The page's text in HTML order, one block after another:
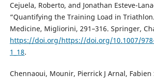
Cejuela, Roberto, and Jonathan Esteve-
“Quantifying the Training Load in
Medicine, Migliorini, 291–316. Springer,
https://doi.org/https://doi.org/10.1007/
1_18.
Chennaoui, Mounir, Pierrick J Arnal, Fabien